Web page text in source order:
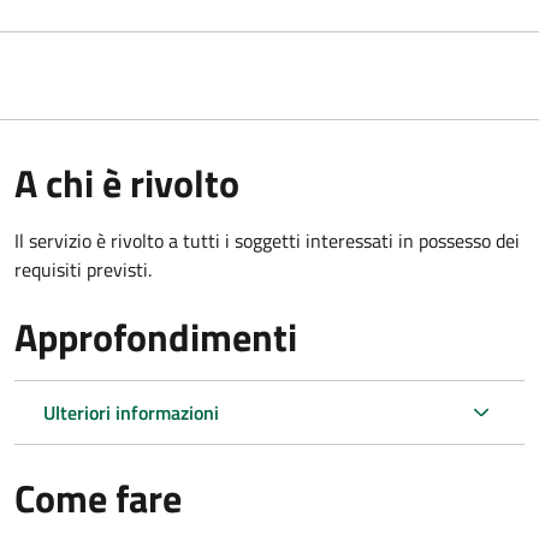
A chi è rivolto
Il servizio è rivolto a tutti i soggetti interessati in possesso dei
requisiti previsti.
Approfondimenti
Ulteriori informazioni
Come fare